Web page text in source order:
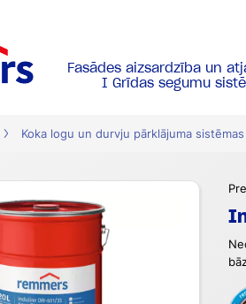
Fasādes aizsardzība un
I Grīdas segumu
Koka logu un durvju pārklājuma sistēmas